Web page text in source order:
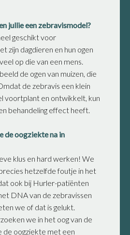
jullie een zebravismodel?
geschikt voor
zijn dagdieren en hun ogen
op die van een mens.
de ogen van muizen, die
de zebravis een klein
voortplant en ontwikkelt, kun
behandeling effect heeft.
de oogziekte na in
klus en hard werken! We
hetzelfde foutje in het
ook bij Hurler-patiënten
DNA van de zebravissen
we of dat is gelukt.
we in het oog van de
de oogziekte met een